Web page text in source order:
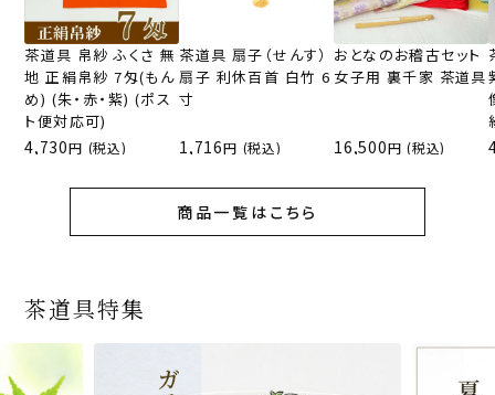
茶道具 帛紗 ふくさ 無
地 正絹帛紗 7匁(もん
め) (朱・赤・紫) (ポス
ト便対応可)
4,730 (税込)
茶道具 扇子（せんす）
扇子 利休百首 白竹 6
寸
1,716 (税込)
おとなのお稽古セット
女子用 裏千家 茶道具
16,500 (税込)
商品一覧はこちら
茶道具特集